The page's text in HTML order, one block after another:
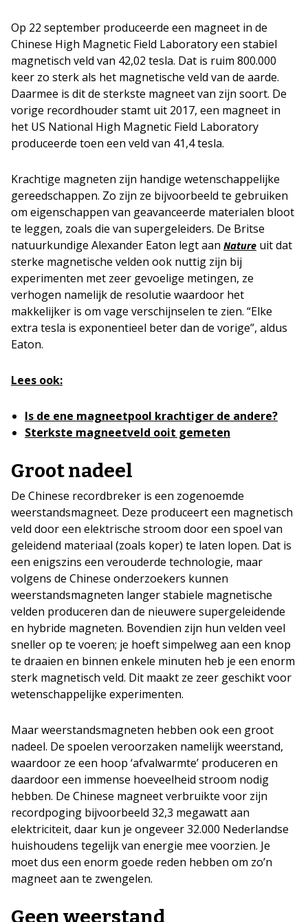
Op 22 september produceerde een magneet in de
Chinese High Magnetic Field Laboratory een stabiel
magnetisch veld van 42,02 tesla. Dat is ruim 800.000
keer zo sterk als het magnetische veld van de aarde.
Daarmee is dit de sterkste magneet van zijn soort. De
vorige recordhouder stamt uit 2017, een magneet in
het US National High Magnetic Field Laboratory
produceerde toen een veld van 41,4 tesla.
Krachtige magneten zijn handige wetenschappelijke
gereedschappen. Zo zijn ze bijvoorbeeld te gebruiken
om eigenschappen van geavanceerde materialen bloot
te leggen, zoals die van supergeleiders. De Britse
natuurkundige Alexander Eaton legt aan Nature uit dat
sterke magnetische velden ook nuttig zijn bij
experimenten met zeer gevoelige metingen, ze
verhogen namelijk de resolutie waardoor het
makkelijker is om vage verschijnselen te zien. “Elke
extra tesla is exponentieel beter dan de vorige”, aldus
Eaton.
Lees ook:
Is de ene magneetpool krachtiger de andere?
Sterkste magneetveld ooit gemeten
Groot nadeel
De Chinese recordbreker is een zogenoemde
weerstandsmagneet. Deze produceert een magnetisch
veld door een elektrische stroom door een spoel van
geleidend materiaal (zoals koper) te laten lopen. Dat is
een enigszins een verouderde technologie, maar
volgens de Chinese onderzoekers kunnen
weerstandsmagneten langer stabiele magnetische
velden produceren dan de nieuwere supergeleidende
en hybride magneten. Bovendien zijn hun velden veel
sneller op te voeren; je hoeft simpelweg aan een knop
te draaien en binnen enkele minuten heb je een enorm
sterk magnetisch veld. Dit maakt ze zeer geschikt voor
wetenschappelijke experimenten.
Maar weerstandsmagneten hebben ook een groot
nadeel. De spoelen veroorzaken namelijk weerstand,
waardoor ze een hoop ‘afvalwarmte’ produceren en
daardoor een immense hoeveelheid stroom nodig
hebben. De Chinese magneet verbruikte voor zijn
recordpoging bijvoorbeeld 32,3 megawatt aan
elektriciteit, daar kun je ongeveer 32.000 Nederlandse
huishoudens tegelijk van energie mee voorzien. Je
moet dus een enorm goede reden hebben om zo’n
magneet aan te zwengelen.
Geen weerstand